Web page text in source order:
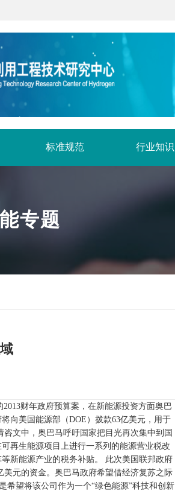
标准规范 行业知识
专题
财年政府预算案，在新能源投资方面奥巴
向美国能源部（DOE）拨款63亿美元，用于
咨文中，奥巴马呼吁国家把目光再次集中到国
再生能源项目上进行一系列的能源营业税改
新能源产业的税务补贴。
此次美国联邦政府
美元的资金。奥巴马政府希望借经济复苏之际
希望将该公司作为一个“绿色能源”科技和创新